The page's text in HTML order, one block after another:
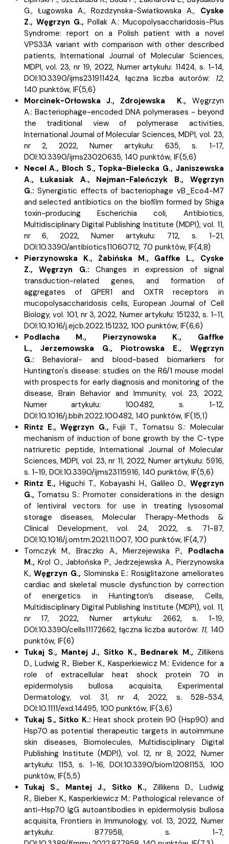
G., Ługowska A., Rozdzynska-Swiatkowska A.,
Cyske
Z., Węgrzyn G., Pollak A.: Mucopolysaccharidosis-Plus
Syndrome: report on a Polish patient with a novel
VPS33A variant with comparison with other described
patients, International Journal of Molecular Sciences,
MDPI, vol. 23, nr 19, 2022, Numer artykułu: 11424, s. 1-14,
DOI:10.3390/ijms231911424, łączna liczba autorów:
12,
140 punktów, IF(5,6)
Morcinek-Orłowska J.,
Zdrojewska K.,
Węgrzyn
A.: Bacteriophage-encoded DNA polymerases - beyond
the traditional view of polymerase activities,
International Journal of Molecular Sciences, MDPI, vol. 23,
nr 2, 2022, Numer artykułu: 635, s.
1-17,
DOI:10.3390/ijms23020635, 140 punktów, IF(5,6)
Necel A., Bloch S., Topka-Bielecka G., Janiszewska
A., Łukasiak A.,
Nejman-Faleńczyk B.,
Węgrzyn
G.: Synergistic effects of bacteriophage vB_Eco4-M7
and selected antibiotics on the biofilm formed by Shiga
toxin-producing Escherichia coli, Antibiotics,
Multidisciplinary Digital Publishing Institute (MDPI), vol. 11,
nr 6, 2022, Numer artykułu: 712, s.
1-21,
DOI:10.3390/antibiotics11060712, 70 punktów, IF(4,8)
Pierzynowska K., Żabińska M.,
Gaffke L.,
Cyske
Z.,
Węgrzyn G.:
Changes in expression of signal
transduction-related genes, and formation of
aggregates of GPER1 and OXTR receptors in
mucopolysaccharidosis cells, European Journal of Cell
Biology, vol. 101, nr 3, 2022, Numer artykułu: 151232, s. 1-11,
DOI:10.1016/j.ejcb.2022.151232, 100 punktów, IF(6,6)
Podlacha M.,
Pierzynowska K.,
Gaffke
L.,
Jerzemowska G., Piotrowska E.,
Węgrzyn
G.:
Behavioral- and blood-based biomarkers for
Huntington's disease: studies on the R6/1 mouse model
with prospects for early diagnosis and monitoring of the
disease, Brain Behavior and Immunity, vol. 23, 2022,
Numer artykułu: 100482, s.
1-12,
DOI:10.1016/j.bbih.2022.100482, 140 punktów, IF(15,1)
Rintz E., Węgrzyn G., Fujii T., Tomatsu S.: Molecular
mechanism of induction of bone growth by the C-type
natriuretic peptide, International Journal of Molecular
Sciences, MDPI, vol. 23, nr 11, 2022, Numer artykułu: 5916,
s. 1-19, DOI:10.3390/ijms23115916, 140 punktów, IF(5,6)
Rintz E., Higuchi T., Kobayashi H., Galileo D., Węgrzyn
G., Tomatsu S.: Promoter considerations in the design
of lentiviral vectors for use in treating lysosomal
storage diseases, Molecular Therapy-Methods &
Clinical Development, vol. 24, 2022, s.
71-87,
DOI:10.1016/j.omtm.2021.11.007, 100 punktów, IF(4,7)
Tomczyk M., Braczko A., Mierzejewska P.,
Podlacha
M., Krol O., Jabłońska P., Jedrzejewska A., Pierzynowska
K., Węgrzyn G., Slominska E.: Rosiglitazone ameliorates
cardiac and skeletal muscle dysfunction by correction
of energetics in Huntington’s disease, Cells,
Multidisciplinary Digital Publishing Institute (MDPI), vol. 11,
nr 17, 2022, Numer artykułu: 2662, s.
1-19,
DOI:10.3390/cells11172662, łączna liczba autorów: 11, 140
punktów, IF(6)
Tukaj S., Mantej J., Sitko K., Bednarek M., Zillikens
D., Ludwig R., Bieber K., Kasperkiewicz M.: Evidence for a
role of extracellular heat shock protein 70 in
epidermolysis bullosa acquisita, Experimental
Dermatology, vol. 31, nr 4, 2022, s.
528-534,
DOI:10.1111/exd.14495, 100 punktów, IF(3,6)
Tukaj S., Sitko K.: Heat shock protein 90 (Hsp90) and
Hsp70 as potential therapeutic targets in autoimmune
skin diseases, Biomolecules, Multidisciplinary Digital
Publishing Institute (MDPI), vol. 12, nr 8, 2022, Numer
artykułu: 1153, s. 1-16, DOI:10.3390/biom12081153, 100
punktów, IF(5,5)
Tukaj S.,
Mantej J., Sitko K., Zillikens D.,
Ludwig
R., Bieber K., Kasperkiewicz M.: Pathological relevance of
anti-Hsp70 IgG autoantibodies in epidermolysis bullosa
acquisita, Frontiers in Immunology, vol. 13, 2022, Numer
artykułu: 877958, s.
1-7,